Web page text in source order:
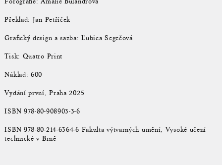
Překlad: Jan Petříček
Grafický design a sazba: Ľubica Segečová
Tisk: Quatro Print
Náklad: 600
Vydání první, Praha 2025
ISBN 978-80-908903-3-6
ISBN 978-80-214-6364-6 Fakulta výtvarných umění, Vysoké učení
technické v Brně